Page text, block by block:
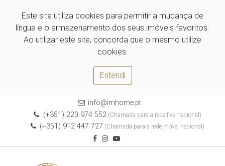
Este site utiliza cookies para permitir a mudança de
língua e o armazenamento dos seus imóveis favoritos.
Ao utilizar este site, concorda que o mesmo utilize
cookies.
Entendi
info@imhome.pt
(+351) 220 974 552(Chamada para a rede fixa nacional)
(+351) 912 447 727 (Chamada para a rede móvel nacional)